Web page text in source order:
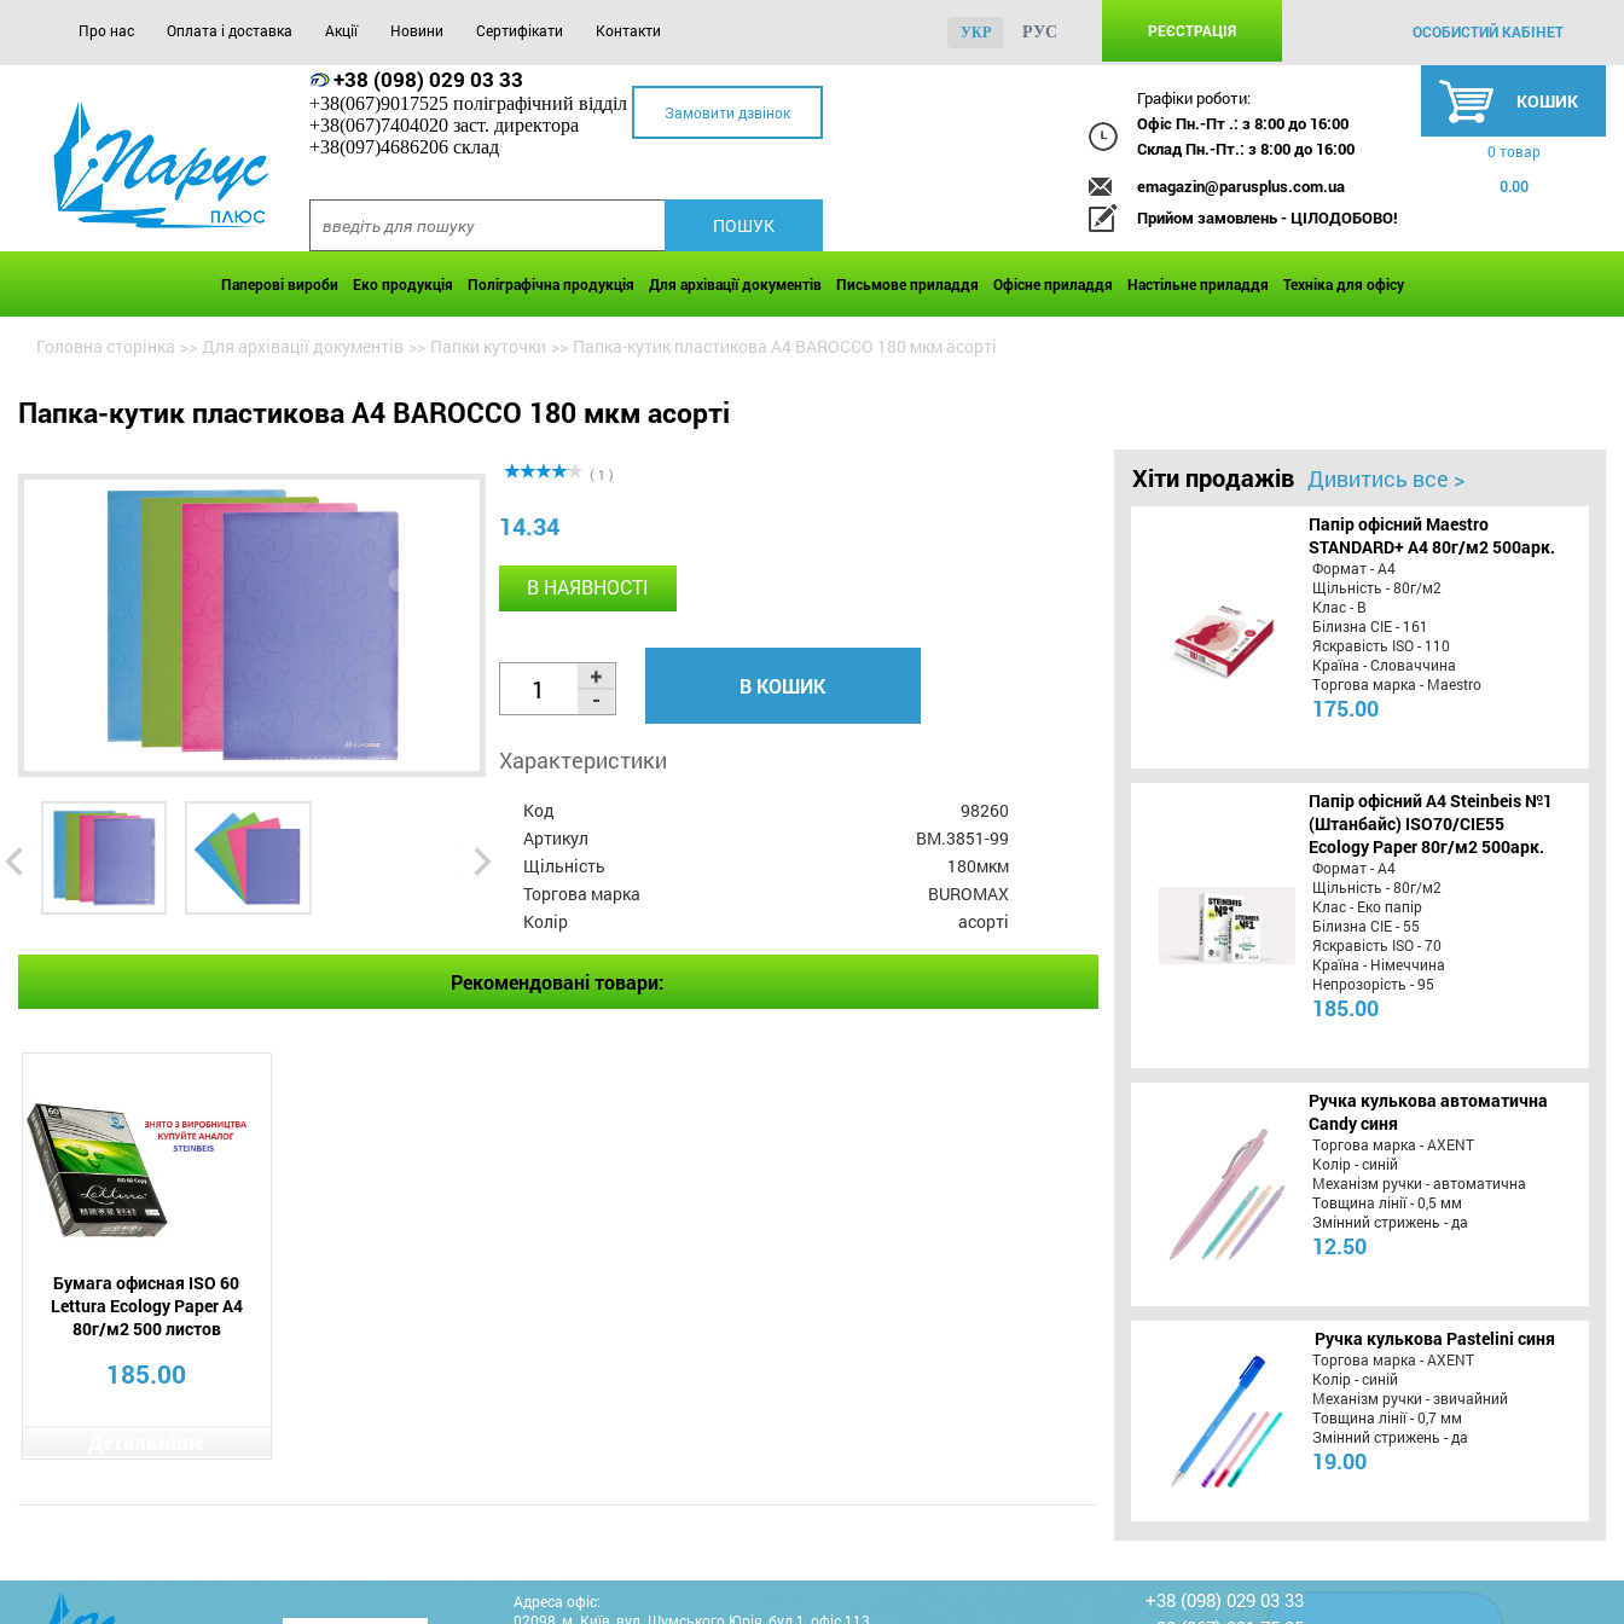
Про нас Оплата і доставка Акції Новини Сертифікати Контакти РЕЄСТРАЦІЯ ОСОБИСТИЙ КАБІНЕТ
УКР РУС
+38 (098) 029 03 33
+38(067)9017525 поліграфічний відділ
+38(067)7404020 заст. директора
+38(097)4686206 склад
Замовити дзвінок
Графіки роботи:
Офіс Пн.-Пт .: з 8:00 до 16:00
Склад Пн.-Пт.: з 8:00 до 16:00
emagazin@parusplus.com.ua
Прийом замовлень - ЦІЛОДОБОВО!
КОШИК
0 товар
0.00
Паперові вироби Еко продукція Поліграфічна продукція Для архівації документів Письмове приладдя Офісне приладдя Настільне приладдя Техніка для офісу
Головна сторінка >> Для архівації документів >> Папки куточки >> Папка-кутик пластикова А4 BAROCCO 180 мкм асорті
Папка-кутик пластикова А4 BAROCCO 180 мкм асорті
( 1 )
14.34
В НАЯВНОСТІ
В КОШИК
Характеристики
Код
98260
Артикул
BM.3851-99
Щільність
180мкм
Торгова марка
BUROMAX
Колір
асорті
Хіти продажів Дивитись все >
Папір офісний Maestro
STANDARD+ А4 80г/м2 500арк.
Формат - А4
Щільність - 80г/м2
Клас - B
Білизна CIE - 161
Яскравість ISO - 110
Країна - Словаччина
Торгова марка - Maestro
175.00
Папір офісний A4 Steinbeis №1
(Штанбайс) ISO70/СІЕ55
Ecology Paper 80г/м2 500арк.
Формат - А4
Щільність - 80г/м2
Клас - Еко папір
Білизна CIE - 55
Яскравість ISO - 70
Країна - Німеччина
Непрозорість - 95
185.00
Ручка кулькова автоматична
Candy синя
Торгова марка - AXENT
Колір - синій
Механізм ручки - автоматична
Товщина лінії - 0,5 мм
Змінний стрижень - да
12.50
Ручка кулькова Pastelini синя
Торгова марка - AXENT
Колір - синій
Механізм ручки - звичайний
Товщина лінії - 0,7 мм
Змінний стрижень - да
19.00
Рекомендовані товари:
Бумага офисная ISO 60
Lettura Ecology Paper A4
80г/м2 500 листов
185.00
Адреса офіс:
+38 (098) 029 03 33